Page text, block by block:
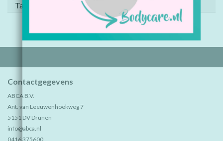
Tags (0)
Contactgegevens
ABCA B.V.
Ant. van Leeuwenhoekweg 7
5151 DV Drunen
info@abca.nl
0416 375600